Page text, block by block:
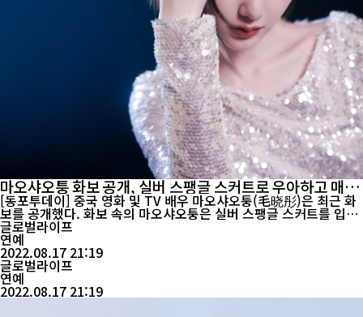
마오샤오퉁 화보 공개, 실버 스팽글 스커트로 우아하고 매혹
적인 분위기 연출
[동포투데이] 중국 영화 및 TV 배우 마오샤오퉁(毛晓彤)은 최근 화
보를 공개했다. 화보 속의 마오샤오퉁은 실버 스팽글 스커트를 입고
우아하고 매혹적인 분위기를 연출했다. 마오샤오퉁은1988년 중국
톈진에서 태어났으며 중앙희극학원를 졸업했다. 2005년 TV 코미디
'양광의 행복한 삶'에 출연하며 연기의 길에 들어섰다. 2010년 액션
사극 드라마 '여신을 잡아라'로 화제를 모았고 2012년에는 고전 ...
글로벌라이프
연예
2022.08.17 21:19
글로벌라이프
연예
2022.08.17 21:19